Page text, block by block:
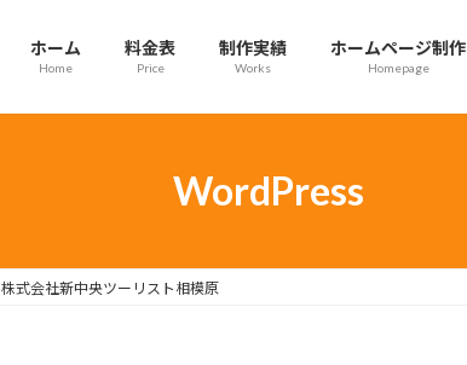
ホーム
Home
料金表
Price
制作実績
Works
ホームページ制作
Homepage
WordPress
株式会社新中央ツーリスト相模原